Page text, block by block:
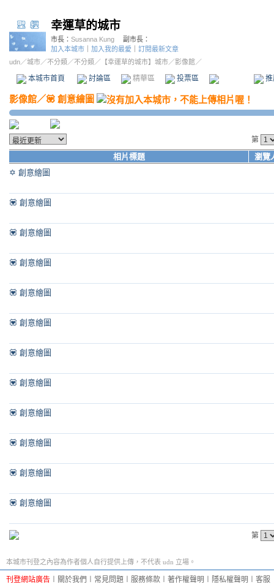
幸運草的城市
市長： Susanna Kung
副市長：
加入本城市
加入我的最愛
訂閱最新文章
udn／城市／不分類 ／不分類 ／ 【幸運草的城市】城市／影像館／
本城市首頁 討論區 精華區 投票區 影像館
影像館／💟 創意繪圖
第
相片標題
瀏覽
✡️ 創意繪圖
💟 創意繪圖
💟 創意繪圖
💟 創意繪圖
💟 創意繪圖
💟 創意繪圖
💟 創意繪圖
💟 創意繪圖
💟 創意繪圖
💟 創意繪圖
💟 創意繪圖
💟 創意繪圖
第
本城市刊登之內容為作者個人自行提供上傳，不代表 udn 立場。
刊登網站廣告 關於我們 常見問題 服務條款 著作權聲明 隱私權聲明 客服